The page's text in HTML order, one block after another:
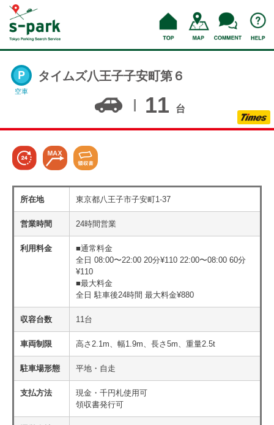
空車
タイムズ八王子子安町第６
11 台
所在地 東京都八王子市子安町1-37
営業時間 24時間営業
利用料金
■通常料金
全日 08:00〜22:00 20分¥110 22:00〜08:00 60分
¥110
■最大料金
全日 駐車後24時間 最大料金¥880
収容台数 11台
車両制限 高さ2.1m、幅1.9m、長さ5m、重量2.5t
駐車場形態 平地・自走
支払方法
現金・千円札使用可
領収書発行可